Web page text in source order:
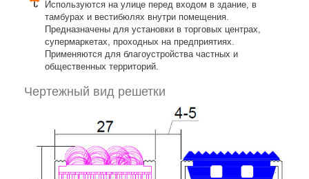
Используются на улице перед входом в здание, в
тамбурах и вестибюлях внутри помещения.
Предназначены для установки в торговых центрах,
супермаркетах, проходных на предприятиях.
Применяются для благоустройства частных и
общественных территорий.
Чертежный вид решетки